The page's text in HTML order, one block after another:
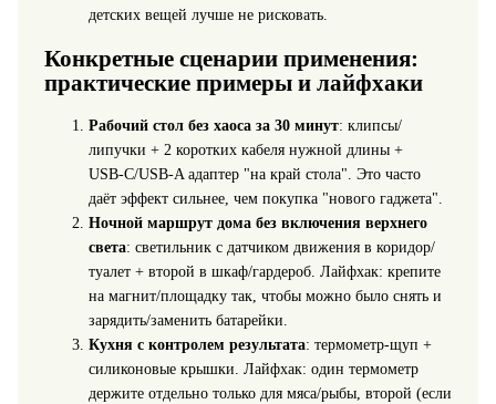
детских вещей лучше не рисковать.
Конкретные сценарии применения:
практические примеры и лайфхаки
Рабочий стол без хаоса за 30 минут: клипсы/
липучки + 2 коротких кабеля нужной длины +
USB‑C/USB‑A адаптер "на край стола". Это часто
даёт эффект сильнее, чем покупка "нового гаджета".
Ночной маршрут дома без включения верхнего
света: светильник с датчиком движения в коридор/
туалет + второй в шкаф/гардероб. Лайфхак: крепите
на магнит/площадку так, чтобы можно было снять и
зарядить/заменить батарейки.
Кухня с контролем результата: термометр-щуп +
силиконовые крышки. Лайфхак: один термометр
держите отдельно только для мяса/рыбы, второй (если